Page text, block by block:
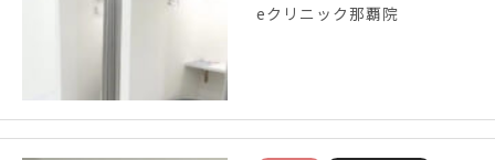
eクリニック那覇院